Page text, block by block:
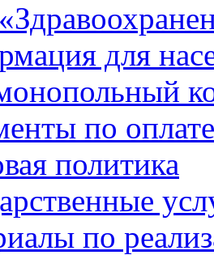
для
по
политика
по